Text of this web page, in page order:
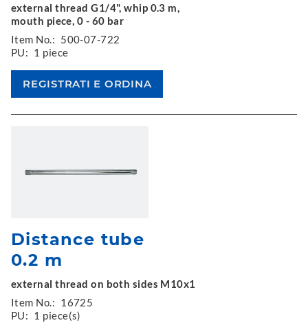
external thread G1/4", whip 0.3 m,
mouth piece, 0 - 60 bar
Item No.: 500-07-722
PU: 1 piece
Distance tube
0.2 m
external thread on both sides M10x1
Item No.: 16725
PU: 1 piece(s)